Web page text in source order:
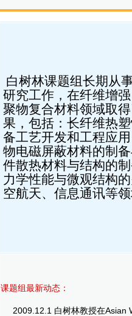
白树林课题组长期从
研究工作，在纤维增
聚物复合材料领域取
果，包括：长纤维热
备工艺开发和工程应
物电磁屏蔽材料的制
件散热材料与结构的
力学性能与微观结构
空航天、信息通讯等
课题组最新动态：
2009.12.1 白树林教授在Asian